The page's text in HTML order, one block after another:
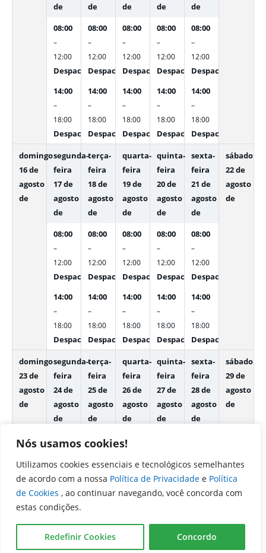
Nós usamos cookies!
Utilizamos cookies essenciais e tecnológicos semelhantes
de acordo com a nossa Política de Privacidade e Política
de Cookies , ao continuar navegando, você concorda com
estas condições.
Redefinir Cookies Concordo
de
08:00
–
12:00
Despachos Internos
14:00
–
18:00
Despachos Internos
de
08:00
–
12:00
Despachos Internos
14:00
–
18:00
Despachos Internos
de
08:00
–
12:00
Despachos Internos
14:00
–
18:00
Despachos Internos
de
08:00
–
12:00
Despachos Internos
14:00
–
18:00
Despachos Internos
de
08:00
–
12:00
Despachos
14:00
–
18:00
Despachos
domingo
16 de
agosto
de
segunda-
feira
17 de
agosto
de
08:00
–
12:00
Despachos Internos
14:00
–
18:00
Despachos Internos
terça-
feira
18 de
agosto
de
08:00
–
12:00
Despachos Internos
14:00
–
18:00
Despachos Internos
quarta-
feira
19 de
agosto
de
08:00
–
12:00
Despachos Internos
14:00
–
18:00
Despachos Internos
quinta-
feira
20 de
agosto
de
08:00
–
12:00
Despachos Internos
14:00
–
18:00
Despachos Internos
sexta-
feira
21 de
agosto
de
08:00
–
12:00
Despachos
14:00
–
18:00
Despachos
sábado
22 de
agosto
de
domingo
23 de
agosto
de
segunda-
feira
24 de
agosto
de
08:00
12:00
Despachos Internos
14:00
18:00
terça-
feira
25 de
agosto
de
08:00
12:00
Despachos Internos
18:00
quarta-
feira
26 de
agosto
de
08:00
12:00
Despachos Internos
quinta-
feira
27 de
agosto
de
12:00
Despachos Internos
sexta-
feira
28 de
agosto
de
12:00
Despachos
sábado
29 de
agosto
de